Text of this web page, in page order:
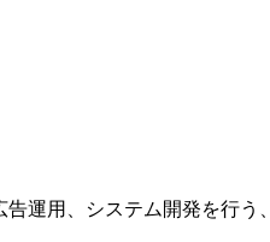
運用、システム開発を行う、